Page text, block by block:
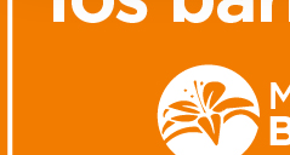
Caso
Morla y el